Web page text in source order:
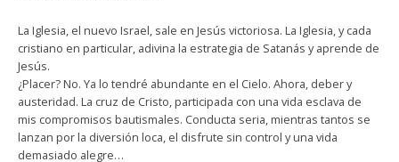
La Iglesia, el nuevo Israel, sale en Jesús victoriosa. La Iglesia, y cada
cristiano en particular, adivina la estrategia de Satanás y aprende de
Jesús.
¿Placer? No. Ya lo tendré abundante en el Cielo. Ahora, deber y
austeridad. La cruz de Cristo, participada con una vida esclava de
mis compromisos bautismales. Conducta seria, mientras tantos se
lanzan por la diversión loca, el disfrute sin control y una vida
demasiado alegre…